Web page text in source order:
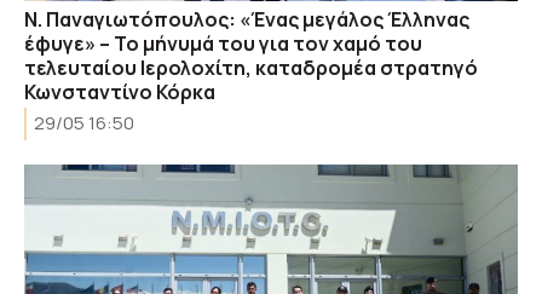
Ν. Παναγιωτόπουλος: «Ένας μεγάλος Έλληνας
έφυγε» – Το μήνυμά του για τον χαμό του
τελευταίου Ιερολοχίτη, καταδρομέα στρατηγό
Κωνσταντίνο Κόρκα
29/05 16:50